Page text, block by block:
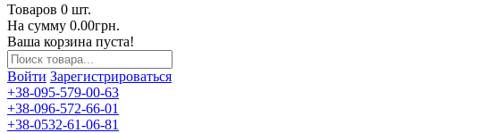
Товаров 0 шт.
На сумму 0.00грн.
Ваша корзина пуста!
Войти Зарегистрироваться
+38-095-579-00-63
+38-096-572-66-01
+38-0532-61-06-81